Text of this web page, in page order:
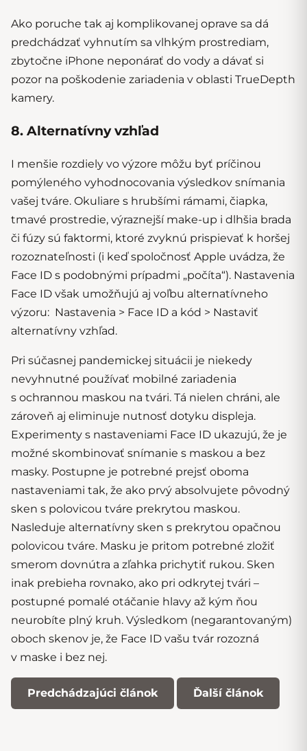
Ako poruche tak aj komplikovanej oprave sa dá
predchádzať vyhnutím sa vlhkým prostrediam,
zbytočne iPhone neponárať do vody a dávať si
pozor na poškodenie zariadenia v oblasti TrueDepth
kamery.
8. Alternatívny vzhľad
I menšie rozdiely vo výzore môžu byť príčinou
pomýleného vyhodnocovania výsledkov snímania
vašej tváre. Okuliare s hrubšími rámami, čiapka,
tmavé prostredie, výraznejší make-up i dlhšia brada
či fúzy sú faktormi, ktoré zvyknú prispievať k horšej
rozoznateľnosti (i keď spoločnosť Apple uvádza, že
Face ID s podobnými prípadmi „počíta“). Nastavenia
Face ID však umožňujú aj voľbu alternatívneho
výzoru: Nastavenia > Face ID a kód > Nastaviť
alternatívny vzhľad.
Pri súčasnej pandemickej situácii je niekedy
nevyhnutné používať mobilné zariadenia
s ochrannou maskou na tvári. Tá nielen chráni, ale
zároveň aj eliminuje nutnosť dotyku displeja.
Experimenty s nastaveniami Face ID ukazujú, že je
možné skombinovať snímanie s maskou a bez
masky. Postupne je potrebné prejsť oboma
nastaveniami tak, že ako prvý absolvujete pôvodný
sken s polovicou tváre prekrytou maskou.
Nasleduje alternatívny sken s prekrytou opačnou
polovicou tváre. Masku je pritom potrebné zložiť
smerom dovnútra a zľahka prichytiť rukou. Sken
inak prebieha rovnako, ako pri odkrytej tvári –
postupné pomalé otáčanie hlavy až kým ňou
neurobíte plný kruh. Výsledkom (negarantovaným)
oboch skenov je, že Face ID vašu tvár rozozná
v maske i bez nej.
Predchádzajúci článok Ďalší článok